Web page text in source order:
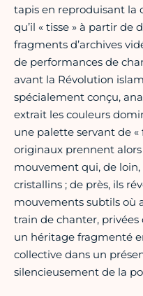
tapis en reproduisant la
qu’il « tisse » à partir de
fragments d’archives
de performances de
avant la Révolution
spécialement conçu,
extrait les couleurs
une palette servant de
originaux prennent alors
mouvement qui, de
cristallins ; de près, ils
mouvements subtils où
train de chanter, privées
un héritage fragmenté
collective dans un
silencieusement de la